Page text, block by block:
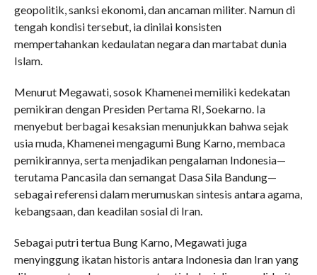
geopolitik, sanksi ekonomi, dan ancaman militer. Namun di
tengah kondisi tersebut, ia dinilai konsisten
mempertahankan kedaulatan negara dan martabat dunia
Islam.
Menurut Megawati, sosok Khamenei memiliki kedekatan
pemikiran dengan Presiden Pertama RI, Soekarno. Ia
menyebut berbagai kesaksian menunjukkan bahwa sejak
usia muda, Khamenei mengagumi Bung Karno, membaca
pemikirannya, serta menjadikan pengalaman Indonesia—
terutama Pancasila dan semangat Dasa Sila Bandung—
sebagai referensi dalam merumuskan sintesis antara agama,
kebangsaan, dan keadilan sosial di Iran.
Sebagai putri tertua Bung Karno, Megawati juga
menyinggung ikatan historis antara Indonesia dan Iran yang